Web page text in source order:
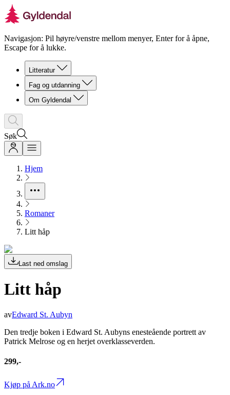
Navigasjon: Pil høyre/venstre mellom menyer, Enter for å åpne,
Escape for å lukke.
Litteratur
Fag og utdanning
Om Gyldendal
Søk
Hjem
Romaner
Litt håp
Last ned omslag
Litt håp
avEdward St. Aubyn
Den tredje boken i Edward St. Aubyns enesteående portrett av
Patrick Melrose og en herjet overklasseverden.
299,-
Kjøp på Ark.no